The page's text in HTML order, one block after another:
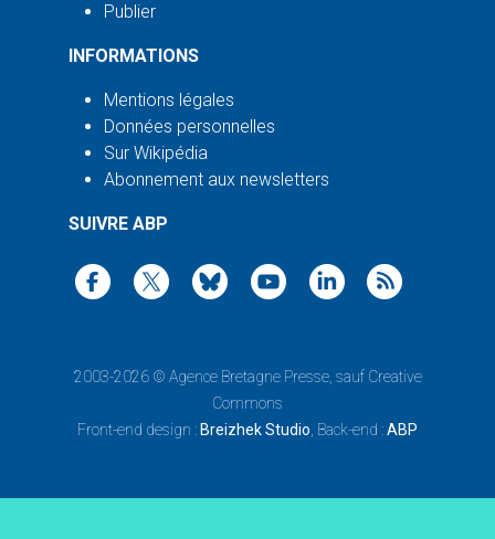
Publier
INFORMATIONS
Mentions légales
Données personnelles
Sur Wikipédia
Abonnement aux newsletters
SUIVRE ABP
2003-2026 © Agence Bretagne Presse, sauf Creative
Commons
Front-end design : Breizhek Studio , Back-end :ABP